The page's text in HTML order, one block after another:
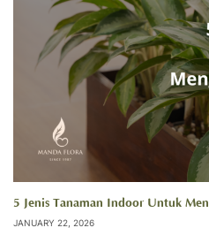
5 Jenis Tanaman Indoor Untuk
JANUARY 22, 2026